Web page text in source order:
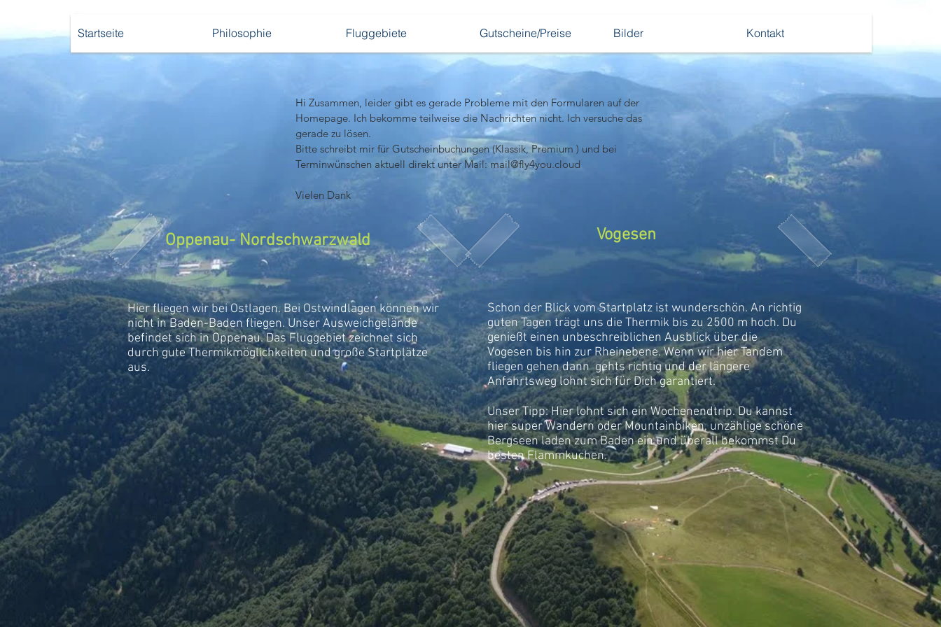
Startseite Philosophie Fluggebiete Gutscheine/Preise Bilder Kontakt
Hi Zusammen, leider gibt es gerade Probleme mit den Formularen auf der
Homepage. Ich bekomme teilweise die Nachrichten nicht. Ich versuche das
gerade zu lösen.
Bitte schreibt mir für Gutscheinbuchungen (Klassik, Premium ) und bei
Terminwünschen aktuell direkt unter Mail: mail@fly4you.cloud
Vielen Dank
Oppenau- Nordschwarzwald
Hier fliegen wir bei Ostlagen. Bei Ostwindlagen können wir
nicht in Baden-Baden fliegen. Unser Ausweichgelände
befindet sich in Oppenau. Das Fluggebiet zeichnet sich
durch gute Thermikmöglichkeiten und große Startplätze
aus.
Vogesen
Schon der Blick vom Startplatz ist wunderschön. An richtig
guten Tagen trägt uns die Thermik bis zu 2500 m hoch. Du
genießt einen unbeschreiblichen Ausblick über die
Vogesen bis hin zur Rheinebene. Wenn wir hier Tandem
fliegen gehen dann gehts richtig und der längere
Anfahrtsweg lohnt sich für Dich garantiert.
Unser Tipp: Hier lohnt sich ein Wochenendtrip. Du kannst
hier super Wandern oder Mountainbiken, unzählige schöne
Bergseen laden zum Baden ein und überall bekommst Du
besten Flammkuchen.